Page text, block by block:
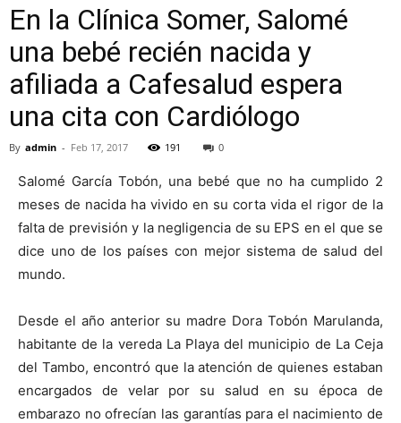
En la Clínica Somer, Salomé
una bebé recién nacida y
afiliada a Cafesalud espera
una cita con Cardiólogo
By admin - Feb 17, 2017 191 0
Salomé García Tobón, una bebé que no ha cumplido 2
meses de nacida ha vivido en su corta vida el rigor de la
falta de previsión y la negligencia de su EPS en el que se
dice uno de los países con mejor sistema de salud del
mundo.
Desde el año anterior su madre Dora Tobón Marulanda,
habitante de la vereda La Playa del municipio de La Ceja
del Tambo, encontró que la atención de quienes estaban
encargados de velar por su salud en su época de
embarazo no ofrecían las garantías para el nacimiento de